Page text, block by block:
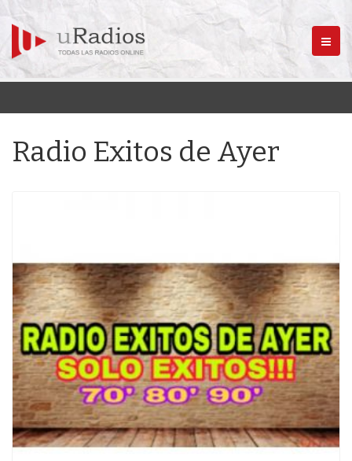
Menú
Radio Exitos de Ayer